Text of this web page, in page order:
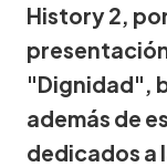
History 2,
"Dignidad",
además de
dedicados a